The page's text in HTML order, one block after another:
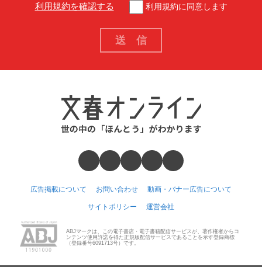
利用規約を確認する 利用規約に同意します
広告掲載について お問い合わせ 動画・バナー広告について
サイトポリシー 運営会社
ABJマークは、この電子書店・電子書籍配信サービスが、著作権者からコ
ンテンツ使用許諾を得た正規版配信サービスであることを示す登録商標
（登録番号6091713号）です。